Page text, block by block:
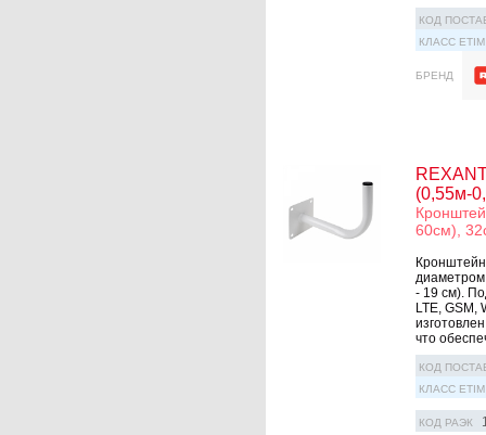
КОД
КЛАСС ETIM
БРЕНД
(0,55м-
60см),
- 19 см).
LTE,
что
КОД
КЛАСС ETIM
КОД РАЭК